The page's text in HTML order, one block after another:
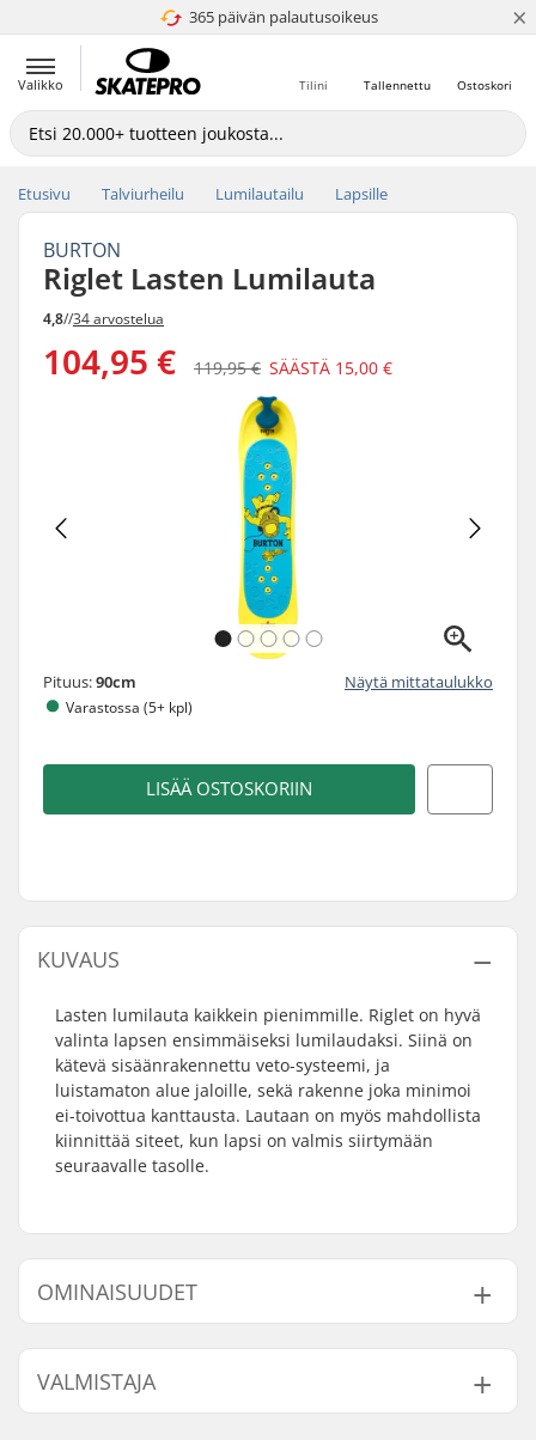
365 päivän palautusoikeus
4.8 / 5 ×
Valikko Ostoskori
Tallennettu
Tilini
Etusivu Talviurheilu Lumilautailu Lapsille
BURTON
Riglet Lasten Lumilauta
4,8//34 arvostelua
104,95 € 119,95 € SÄÄSTÄ 15,00 €
Pituus:90cm Näytä mittataulukko
Varastossa (5+ kpl)
LISÄÄ OSTOSKORIIN
KUVAUS
Lasten lumilauta kaikkein pienimmille. Riglet on hyvä
valinta lapsen ensimmäiseksi lumilaudaksi. Siinä on
kätevä sisäänrakennettu veto-systeemi, ja
luistamaton alue jaloille, sekä rakenne joka minimoi
ei-toivottua kanttausta. Lautaan on myös mahdollista
kiinnittää siteet, kun lapsi on valmis siirtymään
seuraavalle tasolle.
OMINAISUUDET
Lumilaudan Flex:
2
Siteet:
Muoto:
True Twin
VALMISTAJA